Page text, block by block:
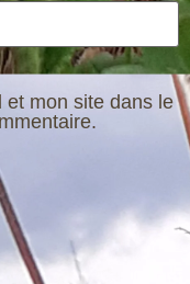
et mon site dans le